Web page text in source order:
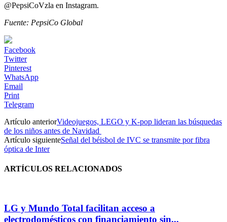
@PepsiCoVzla en Instagram.
Fuente: PepsiCo Global
Facebook
Twitter
Pinterest
WhatsApp
Email
Print
Telegram
Artículo anteriorVideojuegos, LEGO y K-pop lideran las búsquedas
de los niños antes de Navidad
Artículo siguienteSeñal del béisbol de IVC se transmite por fibra
óptica de Inter
ARTÍCULOS RELACIONADOS
LG y Mundo Total facilitan acceso a
electrodomésticos con financiamiento sin...